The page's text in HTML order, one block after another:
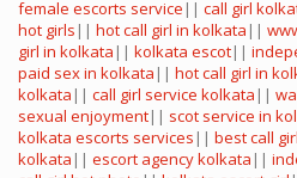
female escorts service || call girl
hot girls || hot call girl in kolkata ||
girl in kolkata || kolkata escot||
paid sex in kolkata || hot call girl in
kolkata || call girl service kolkata ||
sexual enjoyment|| scot service in
kolkata escorts services || best call
kolkata || escort agency kolkata ||